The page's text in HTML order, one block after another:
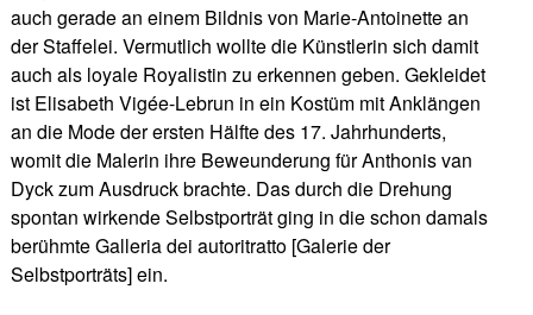
auch gerade an einem Bildnis von Marie-Antoinette an
der Staffelei. Vermutlich wollte die Künstlerin sich damit
auch als loyale Royalistin zu erkennen geben. Gekleidet
ist Elisabeth Vigée-Lebrun in ein Kostüm mit Anklängen
an die Mode der ersten Hälfte des 17. Jahrhunderts,
womit die Malerin ihre Beweunderung für Anthonis van
Dyck zum Ausdruck brachte. Das durch die Drehung
spontan wirkende Selbstporträt ging in die schon damals
berühmte Galleria dei autoritratto [Galerie der
Selbstporträts] ein.